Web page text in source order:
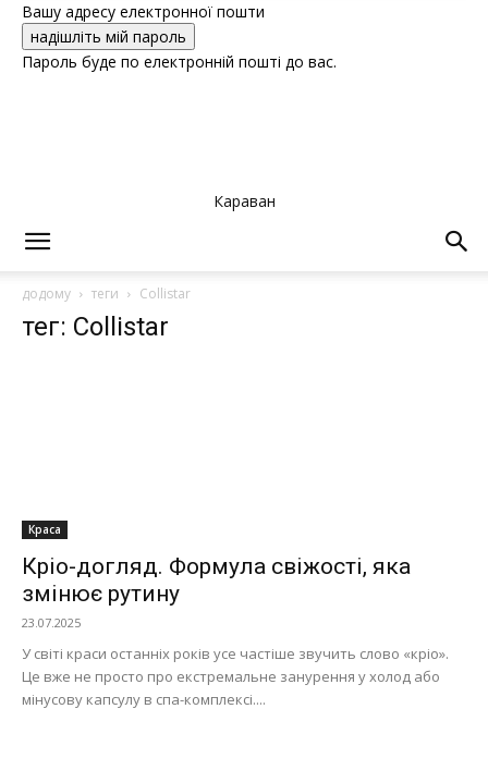
Вашу адресу електронної пошти
Пароль буде по електронній пошті до вас.
Караван
додому теги Collistar
тег: Collistar
Краса
Кріо-догляд. Формула свіжості, яка
змінює рутину
23.07.2025
У світі краси останніх років усе частіше звучить слово «кріо».
Це вже не просто про екстремальне занурення у холод або
мінусову капсулу в спа-комплексі....